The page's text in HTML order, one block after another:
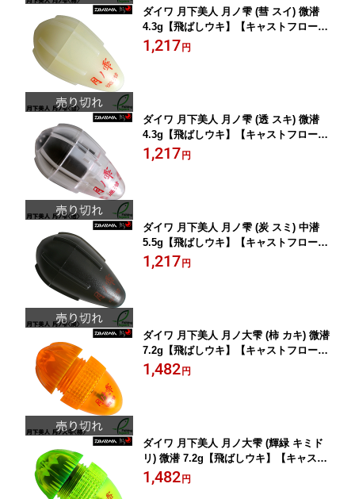
ダイワ 月下美人 月ノ雫 (彗 スイ) 微潜
4.3g【飛ばしウキ】【キャストフロー
ト】
1,217 円
ダイワ 月下美人 月ノ雫 (透 スキ) 微潜
4.3g【飛ばしウキ】【キャストフロー
ト】
1,217 円
ダイワ 月下美人 月ノ雫 (炭 スミ) 中潜
5.5g【飛ばしウキ】【キャストフロー
ト】
1,217 円
ダイワ 月下美人 月ノ大雫 (柿 カキ) 微潜
7.2g【飛ばしウキ】【キャストフロー
ト】
1,482 円
ダイワ 月下美人 月ノ大雫 (輝緑 キミド
リ) 微潜 7.2g【飛ばしウキ】【キャスト
フロート】
1,482 円